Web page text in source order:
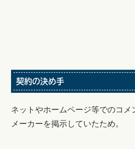
契約の決め手
ネットやホームページ等でのコメ
メーカーを掲示していたため。